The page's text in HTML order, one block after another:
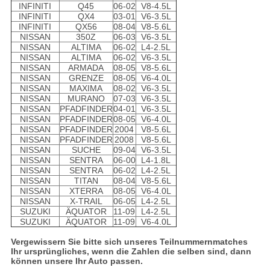
INFINITI
Q45 06-02
V8-4.5L
INFINITI
QX4 03-01
V6-3.5L
INFINITI
QX56 08-04 V8-5.6L
NISSAN
350Z 06-03
V6-3.5L
NISSAN
ALTIMA 06-02
L4-2.5L
NISSAN
ALTIMA 06-02
V6-3.5L
NISSAN
ARMADA 08-05
V8-5.6L
NISSAN
GRENZE 08-05
V6-4.0L
NISSAN
MAXIMA 08-02
V6-3.5L
NISSAN
MURANO 07-03
V6-3.5L
NISSAN
PFADFINDER04-01
V6-3.5L
NISSAN
PFADFINDER08-05
V6-4.0L
NISSAN
PFADFINDER 2004
V8-5.6L
NISSAN
PFADFINDER 2008
V8-5.6L
NISSAN
SUCHE 09-04 V6-3.5L
NISSAN
SENTRA 06-00
L4-1.8L
NISSAN
SENTRA 06-02
L4-2.5L
NISSAN
TITAN 08-04 V8-5.6L
NISSAN
XTERRA 08-05
V6-4.0L
NISSAN
X-TRAIL 06-05
L4-2.5L
SUZUKI
ÄQUATOR 11-09
L4-2.5L
SUZUKI
ÄQUATOR 11-09 V6-4.0L
Vergewissern Sie bitte sich unseres Teilnummernmatches
Ihr ursprüngliches, wenn die Zahlen die selben sind, dann
können unsere Ihr Auto passen.